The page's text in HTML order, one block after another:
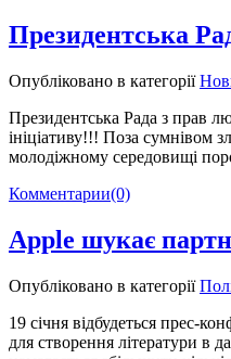
Президентська
Опубліковано в категорії
Президентська Рада з прав
ініціативу!!! Поза сумнівом
молодіжному середовищі
Комментарии(0)
Apple шукає
Опубліковано в категорії
19 січня відбудеться прес-
для створення літератури в